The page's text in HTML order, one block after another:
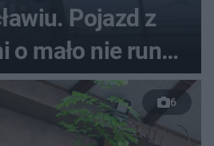
Pojazd z
o mało nie runął
rzeki
6